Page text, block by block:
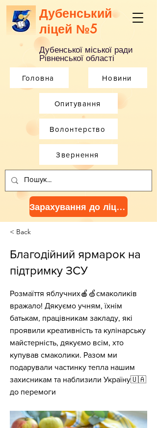
Дубенський
ліцей №5
Дубенської міської ради
Рівненської області
Головна Новини
Опитування
Зарахування до ліцею
Волонтерство
Звернення
< Back
Благодійний ярмарок на
підтримку ЗСУ
Розмаїття яблучних🍎🍏смаколиків
вражало! Дякуємо учням, їхнім
батькам, працівникам закладу, які
проявили креативність та кулінарську
майстерність, дякуємо всім, хто
купував смаколики. Разом ми
подарували частинку тепла нашим
захисникам та наблизили Україну🇺🇦
до перемоги